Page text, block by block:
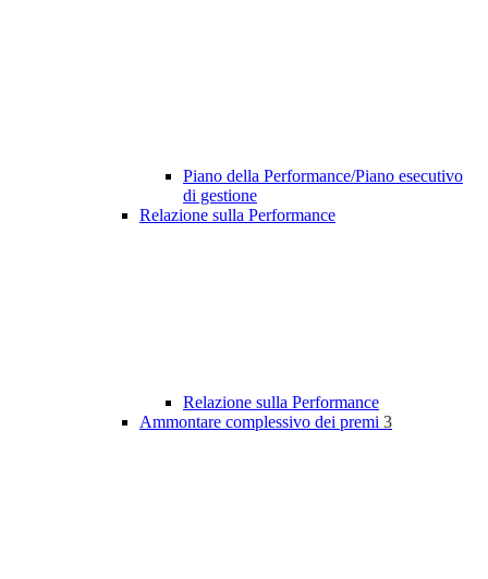
Piano della Performance/Piano esecutivo
di gestione
Relazione sulla Performance
Relazione sulla Performance
Ammontare complessivo dei premi 3